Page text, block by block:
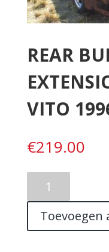
REAR
VITO
€219.00
BUMPER
EXTENSION
MERCEDES
VITO
Toevoegen